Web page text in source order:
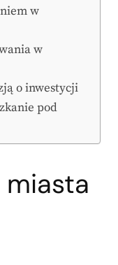
w
w
o inwestycji
pod
miasta